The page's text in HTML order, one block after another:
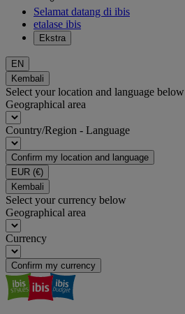
Selamat datang di ibis
etalase ibis
Ekstra
EN
Kembali
Select your location and language below
Geographical area
Country/Region - Language
Confirm my location and language
EUR (€)
Kembali
Select your currency below
Geographical area
Currency
Confirm my currency